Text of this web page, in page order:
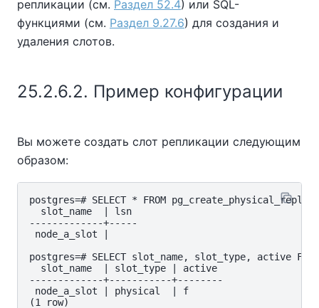
репликации (см. Раздел 52.4) или SQL-
функциями (см. Раздел 9.27.6) для создания и
удаления слотов.
25.2.6.2. Пример конфигурации
Вы можете создать слот репликации следующим
образом:
postgres=# SELECT * FROM
  slot_name  | lsn
-------------+-----
node_a_slot |
postgres=# SELECT slot_name, slot_type, active
  slot_name  | slot_type | active
-------------+-----------+--------
node_a_slot | physical  | f